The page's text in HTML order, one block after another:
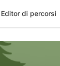
Editor di percorsi